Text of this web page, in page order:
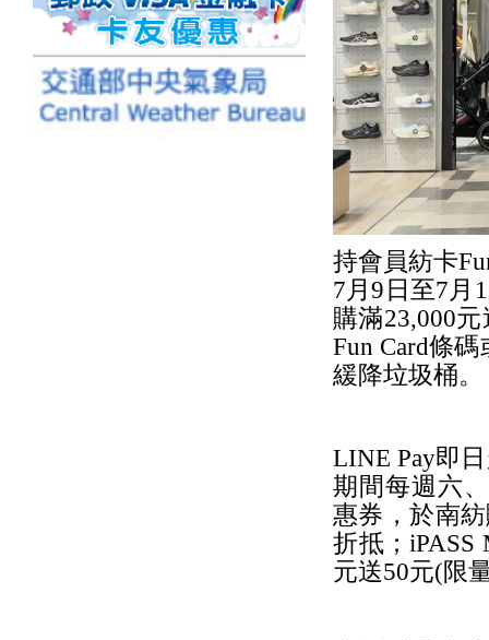
持會員紡卡
7月9日至7月
購滿23,000
Fun Card條
緩降垃圾桶。
LINE Pay即
期間每週六
惠券，於南
折抵；
元送50元(限